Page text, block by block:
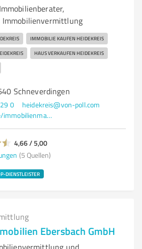
Immobilienvermittlung
IMMOBILIE KAUFEN HEIDEKREIS
HAUS VERKAUFEN HEIDEKREIS
Schneverdingen
0
heidekreis@von-poll.com
www.von-poll.com/de/immobilienmakler/heidekreis
4,66 / 5,00
(5 Quellen)
DIENSTLEISTER
Ebersbach GmbH